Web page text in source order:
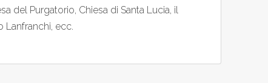
del Purgatorio, Chiesa di Santa Lucia, il
Lanfranchi, ecc.